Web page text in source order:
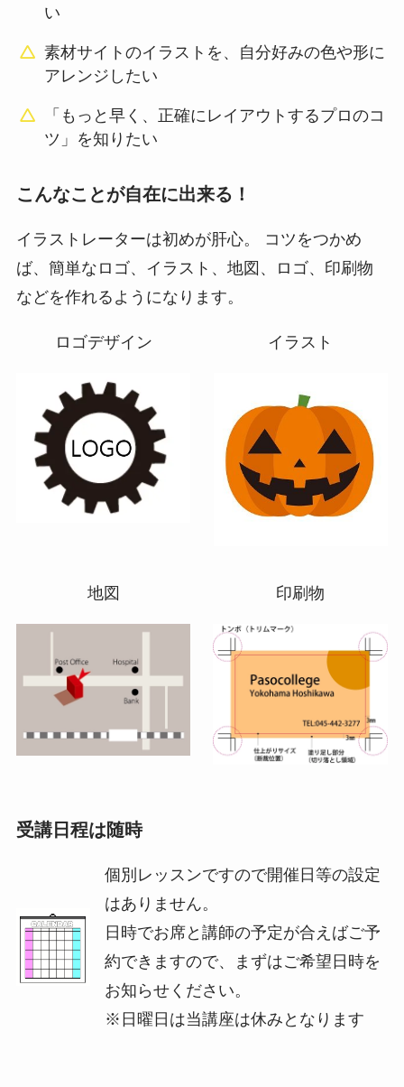
い
素材サイトのイラストを、自分好みの色や形に
アレンジしたい
「もっと早く、正確にレイアウトするプロのコ
ツ」を知りたい
こんなことが自在に出来る！
イラストレーターは初めが肝心。 コツをつかめ
ば、簡単なロゴ、イラスト、地図、ロゴ、印刷物
などを作れるようになります。
ロゴデザイン イラスト
地図 印刷物
受講日程は随時
個別レッスンですので開催日等の設定
はありません。
日時でお席と講師の予定が合えばご予
約できますので、まずはご希望日時を
お知らせください。
※日曜日は当講座は休みとなります